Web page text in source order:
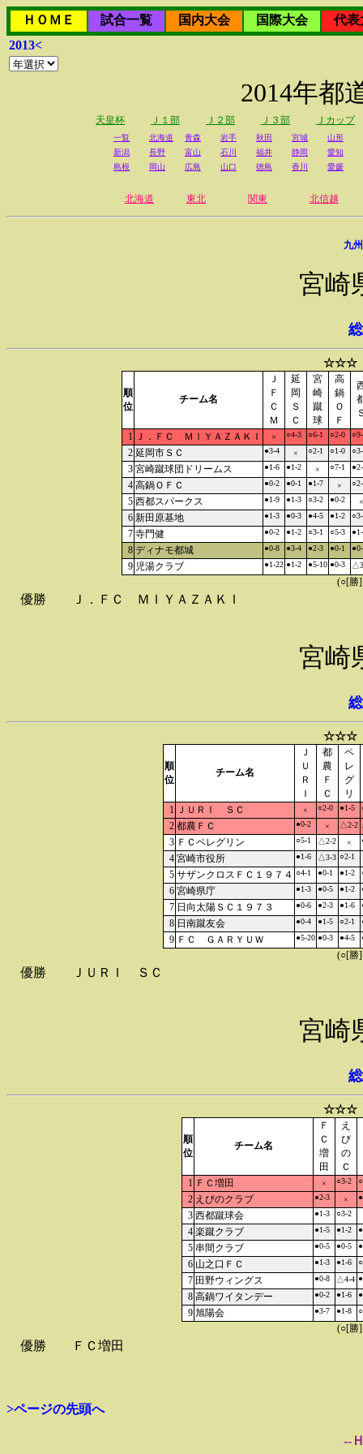
ＨＯＭＥ 試合一覧 国内大会 国際大会
代表
2013<
2014年都
天皇杯 Ｊ１部 Ｊ２部 Ｊ３部 Ｊカップ
一覧 北海道 青森 岩手 秋田 宮城
山形
新潟
長野 富山 石川 福井 静岡
愛知
島根
岡山 広島 山口 徳島 香川 愛媛
北海道 東北 関東 北信越
九
宮崎
☆☆☆
順
位
チーム名
Ｊ
Ｆ
Ｃ
Ｍ
延
岡
Ｓ
Ｃ
宮
崎
蹴
球
高
鍋
Ｏ
Ｆ
1 Ｊ．ＦＣ ＭＩＹＡＺＡＫＩ × ○4-3 ○6-1 ○2-0
2 延岡市ＳＣ ●3-4 × ○2-1 ○1-0
3 宮崎蹴球団ドリームス ●1-6 ●1-2 × ○7-1
4 高鍋ＯＦＣ ●0-2 ●0-1 ●1-7 ×
5 西都スパークス ●1-9 ●1-3 ○3-2 ●0-2 ×
6 新田原基地 ●1-3 ●0-3 ●4-5 ●1-2
7 寺門健 ●0-2 ●1-2 ○3-1 ○5-3
8 ディナモ都城 ●0-8 ●3-4 ●2-3 ●0-1
9 児湯クラブ ●1-22 ●1-2 ●5-10 ●0-3
(○[勝
優勝 Ｊ．ＦＣ ＭＩＹＡＺＡＫＩ
宮崎
☆☆☆
順
位
チーム名
Ｊ
Ｕ
Ｒ
Ｉ
都
農
Ｆ
Ｃ
ペ
レ
グ
リ
1 ＪＵＲＩ ＳＣ × ○2-0 ●1-5
2 都農ＦＣ ●0-2 × △2-2
3 ＦＣペレグリン ○5-1 △2-2 ×
4 宮崎市役所 ●1-6 △3-3 ○2-1
5 サザンクロスＦＣ１９７４ ○4-1 ●0-1 ●1-2
6 宮崎県庁 ●1-3 ●0-5 ●1-2
7 日向太陽ＳＣ１９７３ ●0-6 ●2-3 ●1-6
8 日南蹴友会 ●0-4 ●1-5 ○2-1
9 ＦＣ ＧＡＲＹＵＷ ●5-20 ●0-3 ●4-5
(○[勝
優勝 ＪＵＲＩ ＳＣ
宮崎
☆☆☆
順
位
チーム名
Ｆ
Ｃ
増
田
え
び
の
Ｃ
1 ＦＣ増田 × ○3-2
2 えびのクラブ ●2-3 ×
3 西都蹴球会 ●1-3 ○3-2
4 楽蹴クラブ ●1-5 ●1-2
5 串間クラブ ●0-5 ●0-5
6 山之口ＦＣ ●1-3 ●1-6
7 田野ウィングス ●0-8 △4-4
8 高鍋ワイタンデー ●0-2 ●1-6
9 旭陽会 ●3-7 ●1-8
(○[勝
優勝 ＦＣ増田
>ページの先頭へ
--